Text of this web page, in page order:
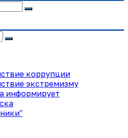
коррупции
экстремизму
информирует